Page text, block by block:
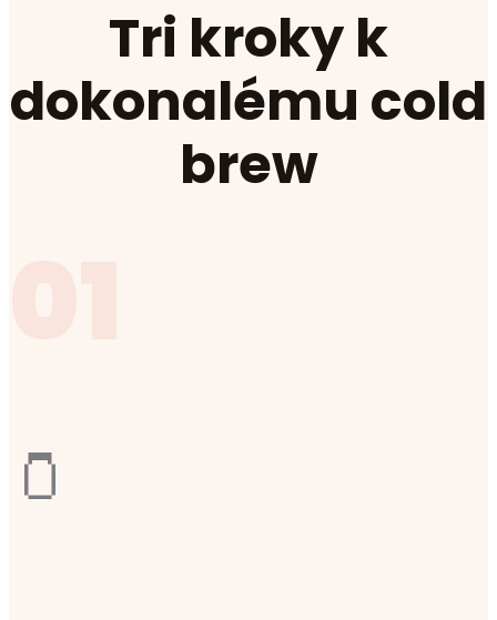
Tri kroky k
dokonalému cold
brew
🫙